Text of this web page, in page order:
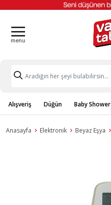
Alışveriş Düğün Baby Shower
Anasayfa Elektronik Beyaz Eşya